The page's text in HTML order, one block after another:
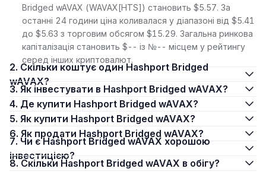
Bridged wAVAX (WAVAX[HTS]) становить $5.57. За
останні 24 години ціна коливалася у діапазоні від $5.41
до $5.63 з торговим обсягом $15.29. Загальна ринкова
капіталізація становить $-- із №-- місцем у рейтингу
серед інших криптовалют.
2. Скільки коштує один Hashport Bridged
wAVAX?
3. Як інвестувати в Hashport Bridged wAVAX?
4. Де купити Hashport Bridged wAVAX?
5. Як купити Hashport Bridged wAVAX?
6. Як продати Hashport Bridged wAVAX?
7. Чи є Hashport Bridged wAVAX хорошою
інвестицією?
8. Скільки Hashport Bridged wAVAX в обігу?